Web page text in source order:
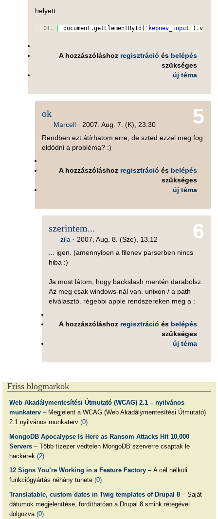
helyett
document.getElementById( 'kepnev_input'
A hozzászóláshoz regisztráció és belépés
szükséges
új téma
5
ok
Marcell· 2007. Aug. 7. (K), 23.30
Rendben ezt átírhatom erre, de szted ezzel meg fog
oldódni a probléma? :)
A hozzászóláshoz regisztráció és belépés
szükséges
új téma
6
szerintem...
zila · 2007. Aug. 8. (Sze), 13.12
... igen. (amennyiben a filenev parserben nincs
hiba :)
Ja most látom, hogy backslash mentén darabolsz.
Az meg csak windows-nál van. unixon / a path
elválasztó. régebbi apple rendszereken meg a :
A hozzászóláshoz regisztráció és belépés
szükséges
új téma
Friss blogmarkok
Web Akadálymentesítési Útmutató (WCAG) 2.1 – nyilvános
munkaterv– Megjelent a WCAG (Web Akadálymentesítési Útmutató)
2.1 nyilvános munkaterv (0)
MongoDB Apocalypse Is Here as Ransom Attacks Hit 10,000
Servers– Több tízezer védtelen MongoDB szerverre csaptak le
hackerek (2)
12 Signs You’re Working in a Feature Factory– A cél nélküli
funkciógyártás néhány tünete (0)
Translatable, custom dates in Twig templates of Drupal 8– Saját
dátumok megjelenítése, fordíthatóan a Drupal 8 smink rétegével
dolgozva (0)